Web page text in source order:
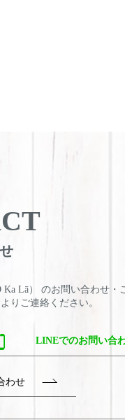
Ka Lā） のお問い合わせ・
りご連絡ください。
LINEでのお問い合
わせ